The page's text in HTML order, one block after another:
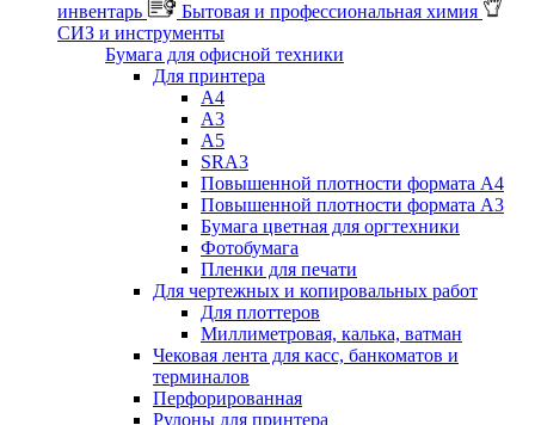
инвентарь
Бытовая и профессиональная химия
СИЗ и инструменты
Бумага для офисной техники
Для принтера
А4
А3
А5
SRA3
Повышенной плотности формата А4
Повышенной плотности формата А3
Бумага цветная для оргтехники
Фотобумага
Пленки для печати
Для чертежных и копировальных работ
Для плоттеров
Миллиметровая, калька, ватман
Чековая лента для касс, банкоматов и
терминалов
Перфорированная
Рулоны для принтера